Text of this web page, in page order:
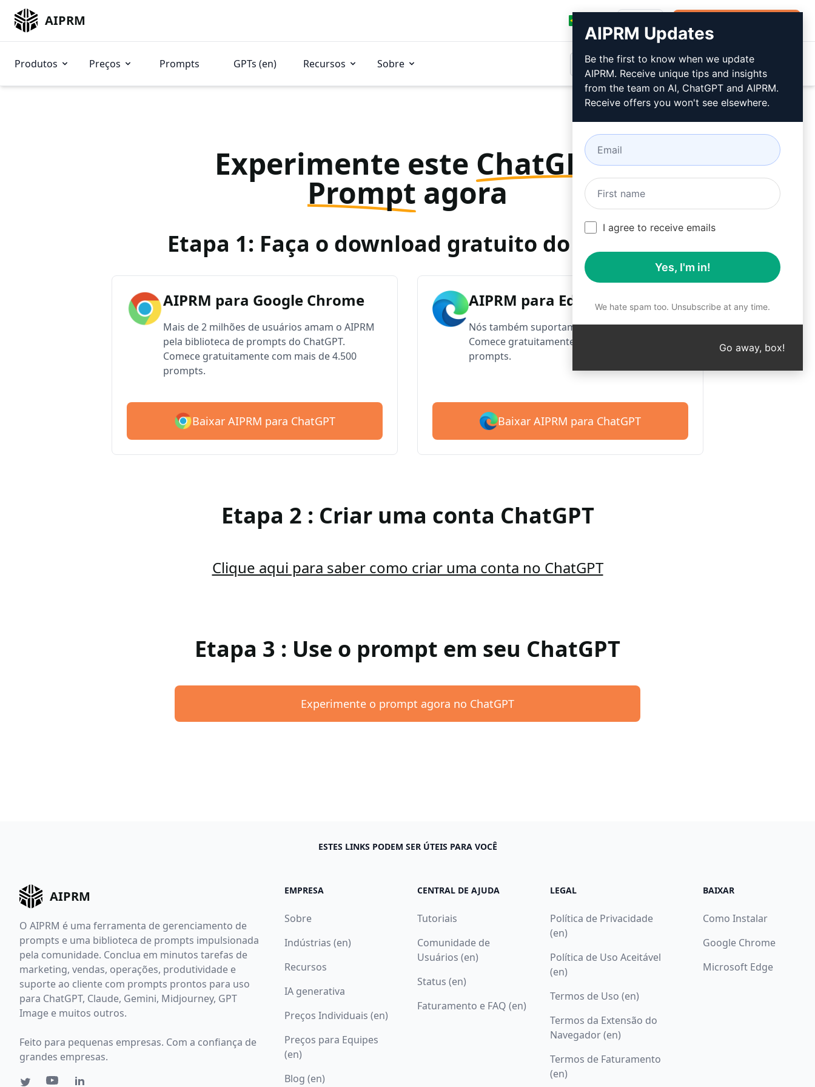
AIPRM
Produtos Preços Prompts GPTs (en) Recursos Sobre
Experimente este ChatGPT
Prompt agora
Etapa 1: Faça o download gratuito do AIPRM
AIPRM para Google Chrome
Mais de 2 milhões de usuários amam o AIPRM
pela biblioteca de prompts do ChatGPT.
Comece gratuitamente com mais de 4.500
prompts.
Baixar AIPRM para ChatGPT
AIPRM para Edge
Nós também suportamos o Microsoft Edge.
Comece gratuitamente com mais de 4.500
prompts.
Baixar AIPRM para ChatGPT
Etapa 2 : Criar uma conta ChatGPT
Clique aqui para saber como criar uma conta no ChatGPT
Etapa 3 : Use o prompt em seu ChatGPT
Experimente o prompt agora no ChatGPT
ESTES LINKS PODEM SER ÚTEIS PARA VOCÊ
AIPRM
O AIPRM é uma ferramenta de gerenciamento de
prompts e uma biblioteca de prompts impulsionada
pela comunidade. Conclua em minutos tarefas de
marketing, vendas, operações, produtividade e
suporte ao cliente com prompts prontos para uso
para ChatGPT, Claude, Gemini, Midjourney, GPT
Image e muitos outros.
Feito para pequenas empresas. Com a confiança de
grandes empresas.
EMPRESA
Sobre
Indústrias (en)
Recursos
IA generativa
Preços Individuais (en)
Preços para Equipes
(en)
Blog (en)
CENTRAL DE AJUDA
Tutoriais
Comunidade de
Usuários (en)
Status (en)
Faturamento e FAQ (en)
LEGAL
Política de Privacidade
(en)
Política de Uso Aceitável
(en)
Termos de Uso (en)
Termos da Extensão do
Navegador (en)
Termos de Faturamento
(en)
BAIXAR
Como Instalar
Google Chrome
Microsoft Edge
AIPRM Updates
Be the first to know when we update
AIPRM. Receive unique tips and insights
from the team on AI, ChatGPT and AIPRM.
Receive offers you won't see elsewhere.
I agree to receive emails
Yes, I'm in!
We hate spam too. Unsubscribe at any time.
Go away, box!